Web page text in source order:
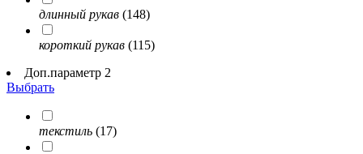
длинный рукав (148)
короткий рукав (115)
Доп.параметр 2
Выбрать
текстиль (17)